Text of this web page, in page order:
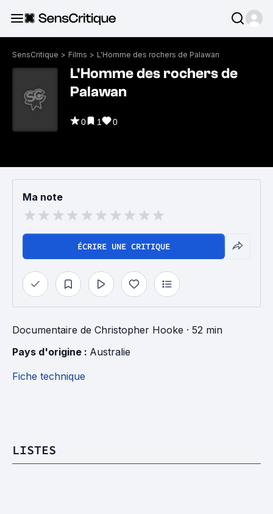
SensCritique > Films > L'Homme des rochers de Palawan
L'Homme des rochers de
Palawan
0 1 0
Ma note
ÉCRIRE UNE CRITIQUE
Documentaire de Christopher Hooke · 52 min
Pays d'origine : Australie
Fiche technique
LISTES